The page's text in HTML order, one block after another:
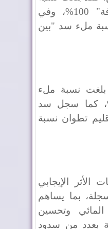
ملء سد "دار خروفة" 100%، وفي
ملء سد "بين
نسبة ملء
32%، كما سجل سد
تطوان نسبة
الإيجابي
بما يساهم
وتحسين
بعدد من سدود